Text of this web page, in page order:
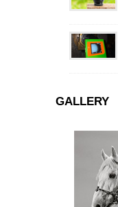
GALLERY